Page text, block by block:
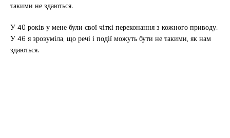
такими не здаються.
У 40 років у мене були свої чіткі переконання з кожного приводу.
У 46 я зрозуміла, що речі і події можуть бути не такими, як нам
здаються.